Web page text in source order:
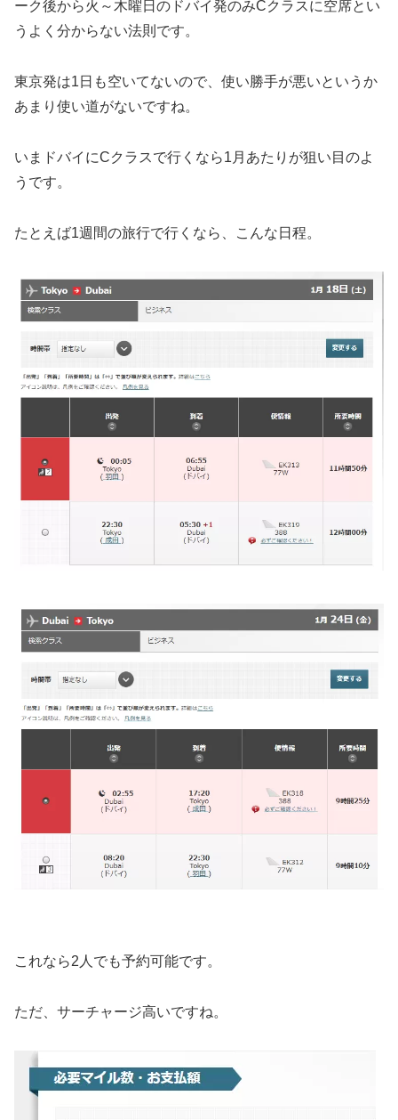
ーク後から火～木曜日のドバイ発のみCクラスに空席とい
うよく分からない法則です。
東京発は1日も空いてないので、使い勝手が悪いというか
あまり使い道がないですね。
いまドバイにCクラスで行くなら1月あたりが狙い目のよ
うです。
たとえば1週間の旅行で行くなら、こんな日程。
これなら2人でも予約可能です。
ただ、サーチャージ高いですね。